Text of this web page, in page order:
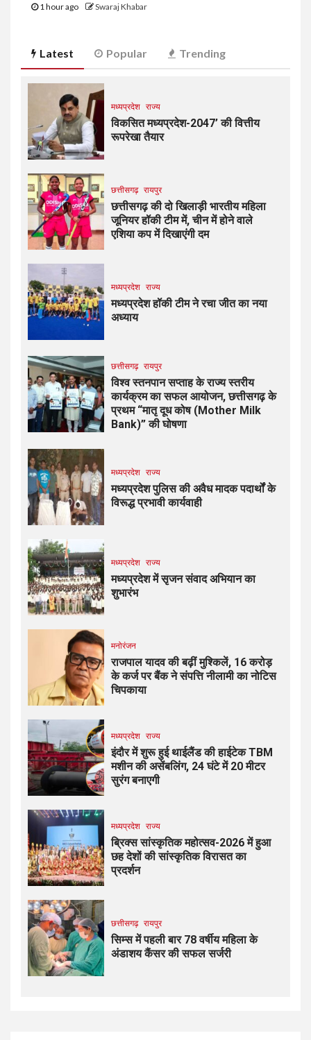
1 hour ago Swaraj Khabar
Latest Popular Trending
मध्यप्रदेश राज्य
विकसित मध्यप्रदेश-2047’ की वित्तीय
रूपरेखा तैयार
छत्तीसगढ़ रायपुर
छत्तीसगढ़ की दो खिलाड़ी भारतीय महिला
जूनियर हॉकी टीम में, चीन में होने वाले
एशिया कप में दिखाएंगी दम
मध्यप्रदेश राज्य
मध्यप्रदेश हॉकी टीम ने रचा जीत का नया
अध्याय
छत्तीसगढ़ रायपुर
विश्व स्तनपान सप्ताह के राज्य स्तरीय
कार्यक्रम का सफल आयोजन, छत्तीसगढ़ के
प्रथम “मातृ दूध कोष (Mother Milk
Bank)” की घोषणा
मध्यप्रदेश राज्य
मध्यप्रदेश पुलिस की अवैध मादक पदार्थों के
विरूद्ध प्रभावी कार्यवाही
मध्यप्रदेश राज्य
मध्यप्रदेश में सृजन संवाद अभियान का
शुभारंभ
मनोरंजन
राजपाल यादव की बढ़ीं मुश्किलें, ₹16 करोड़
के कर्ज पर बैंक ने संपत्ति नीलामी का नोटिस
चिपकाया
मध्यप्रदेश राज्य
इंदौर में शुरू हुई थाईलैंड की हाईटेक TBM
मशीन की असेंबलिंग, 24 घंटे में 20 मीटर
सुरंग बनाएगी
मध्यप्रदेश राज्य
ब्रिक्स सांस्कृतिक महोत्सव-2026 में हुआ
छह देशों की सांस्कृतिक विरासत का
प्रदर्शन
छत्तीसगढ़ रायपुर
सिम्स में पहली बार 78 वर्षीय महिला के
अंडाशय कैंसर की सफल सर्जरी